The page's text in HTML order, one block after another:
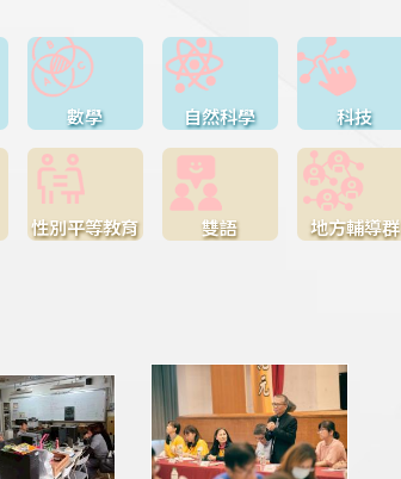
數學 自然科學 科技
性別平等教育 雙語 地方輔導群